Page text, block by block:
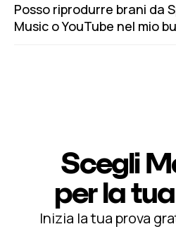
Posso riprodurre brani da
Music o YouTube nel mio
Scegli
per la
Inizia la tua prova